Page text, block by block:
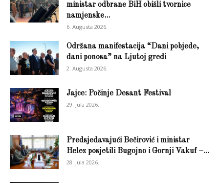
ministar odbrane BiH obišli tvornice
namjenske...
6. Augusta 2026.
Održana manifestacija “Dani pobjede,
dani ponosa” na Ljutoj gredi
2. Augusta 2026.
Jajce: Počinje Desant Festival
29. Jula 2026.
Predsjedavajući Bečirović i ministar
Helez posjetili Bugojno i Gornji Vakuf –...
28. Jula 2026.